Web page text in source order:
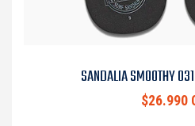
SANDALIA SMOOTHY
$26.990